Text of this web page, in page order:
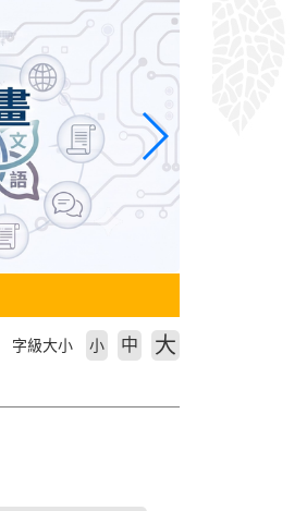
字級大小 小 中 大